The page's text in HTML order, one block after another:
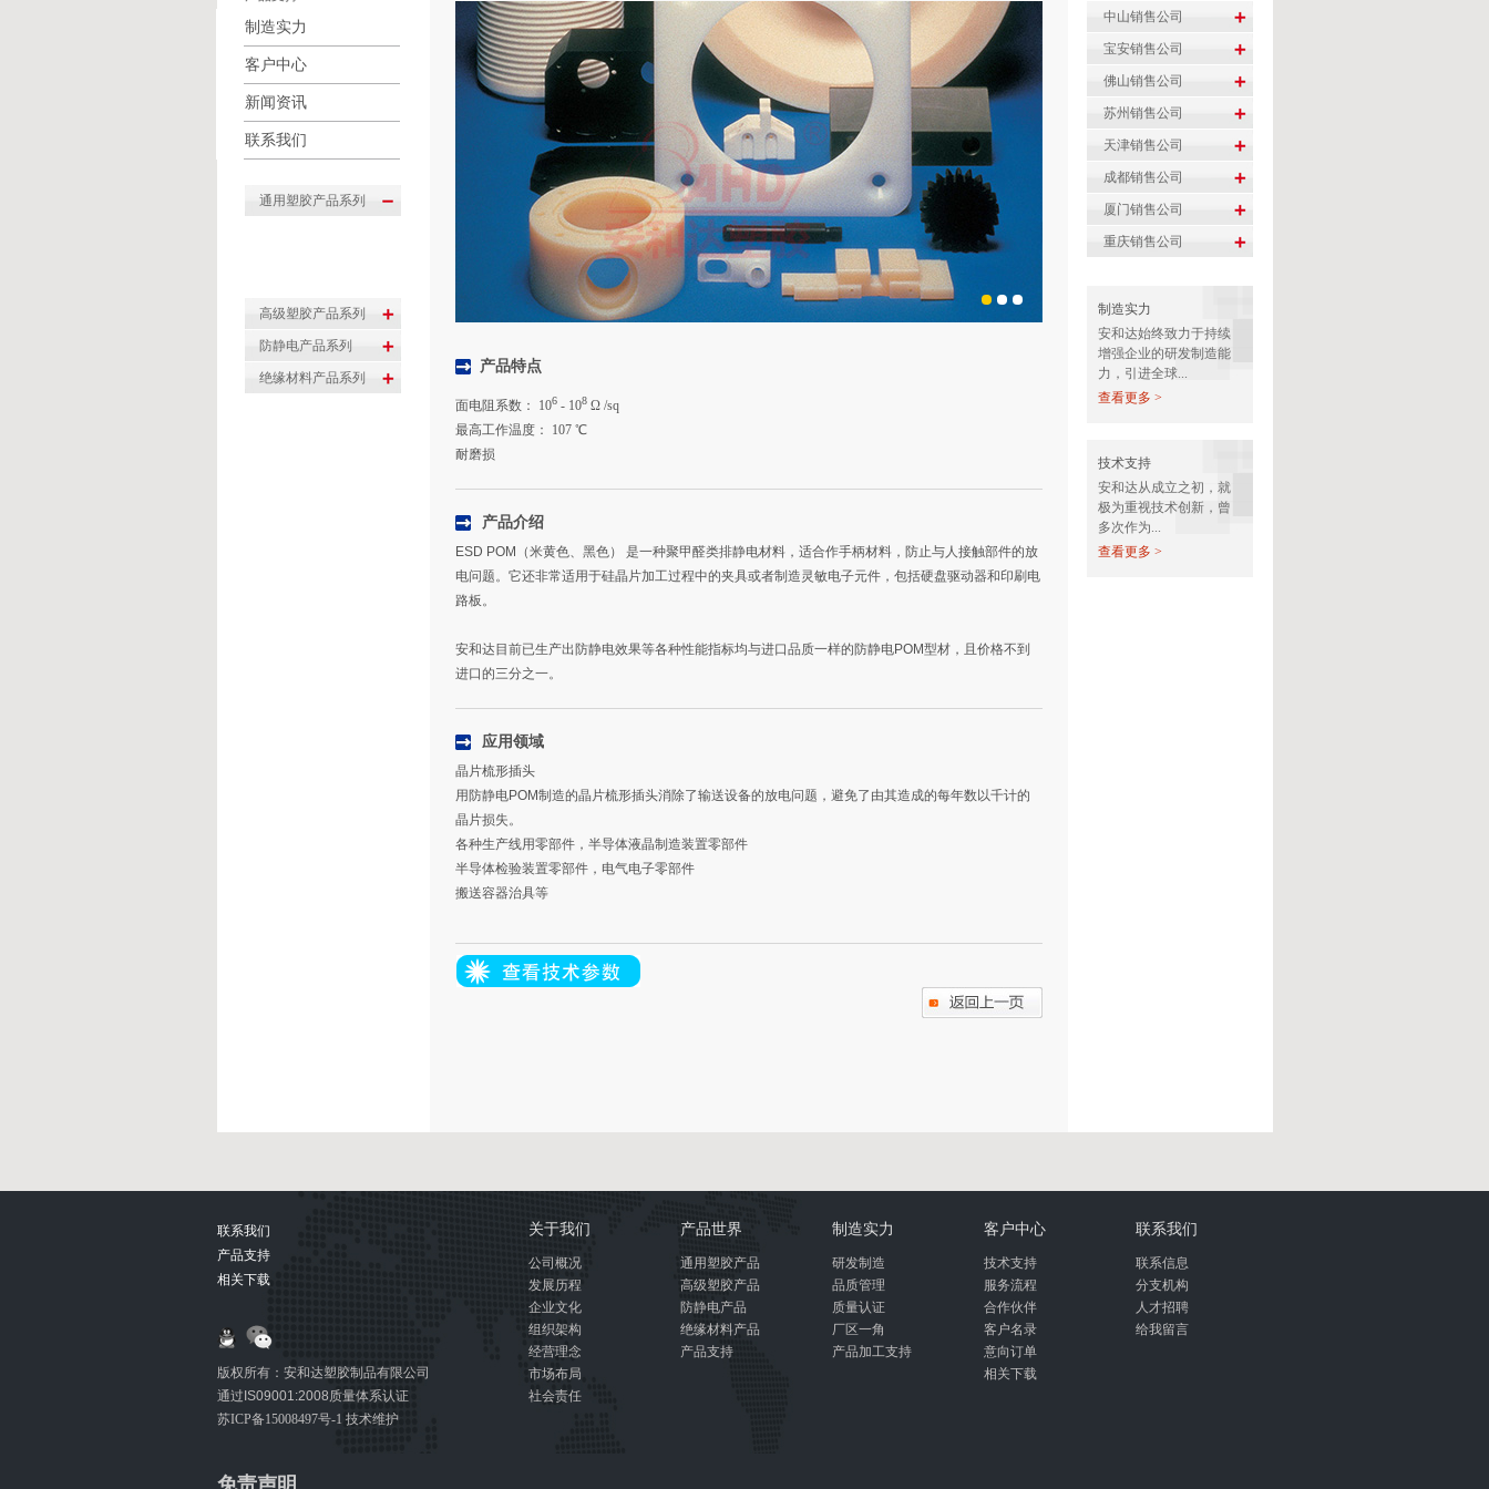
制造实力
客户中心
新闻资讯
联系我们
产品特点
面电阻系数： 106- 108Ω /sq
最高工作温度： 107 ℃
耐磨损
产品介绍
ESD POM（米黄色、黑色） 是一种聚甲醛类排静电材料，适合作手柄材料，防止与人接触部件的放
电问题。它还非常适用于硅晶片加工过程中的夹具或者制造灵敏电子元件，包括硬盘驱动器和印刷电
路板。
安和达目前已生产出防静电效果等各种性能指标均与进口品质一样的防静电POM型材，且价格不到
进口的三分之一。
应用领域
晶片梳形插头
用防静电POM制造的晶片梳形插头消除了输送设备的放电问题，避免了由其造成的每年数以千计的
晶片损失。
各种生产线用零部件，半导体液晶制造装置零部件
半导体检验装置零部件，电气电子零部件
搬送容器治具等
制造实力
安和达始终致力于持续
增强企业的研发制造能
力，引进全球...
查看更多 >
技术支持
安和达从成立之初，就
极为重视技术创新，曾
多次作为...
查看更多 >
联系我们
产品支持
相关下载
版权所有：安和达塑胶制品有限公司
通过IS09001:2008质量体系认证
苏ICP备15008497号-1 技术维护
关于我们
公司概况
发展历程
企业文化
组织架构
经营理念
市场布局
社会责任
产品世界
通用塑胶产品
高级塑胶产品
防静电产品
绝缘材料产品
产品支持
制造实力
研发制造
品质管理
质量认证
厂区一角
产品加工支持
客户中心
技术支持
服务流程
合作伙伴
客户名录
意向订单
相关下载
联系我们
联系信息
分支机构
人才招聘
给我留言
免责声明